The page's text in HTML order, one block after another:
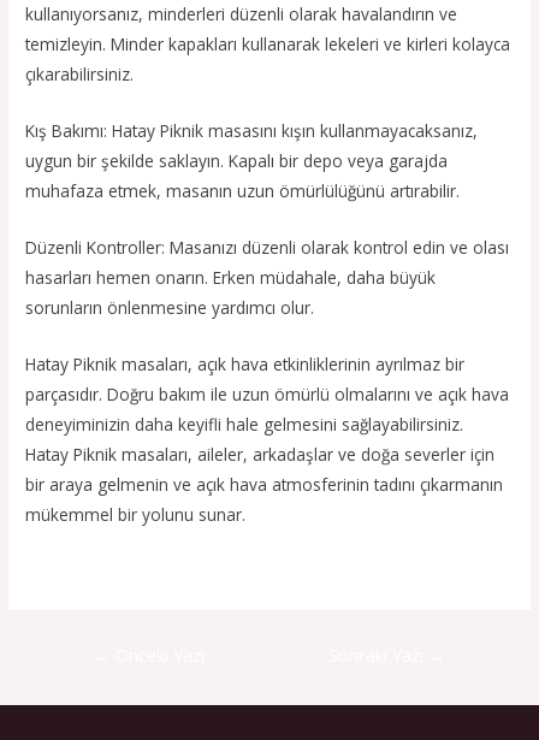
kullanıyorsanız, minderleri düzenli olarak havalandırın ve
temizleyin. Minder kapakları kullanarak lekeleri ve kirleri kolayca
çıkarabilirsiniz.
Kış Bakımı: Hatay Piknik masasını kışın kullanmayacaksanız,
uygun bir şekilde saklayın. Kapalı bir depo veya garajda
muhafaza etmek, masanın uzun ömürlülüğünü artırabilir.
Düzenli Kontroller: Masanızı düzenli olarak kontrol edin ve olası
hasarları hemen onarın. Erken müdahale, daha büyük
sorunların önlenmesine yardımcı olur.
Hatay Piknik masaları, açık hava etkinliklerinin ayrılmaz bir
parçasıdır. Doğru bakım ile uzun ömürlü olmalarını ve açık hava
deneyiminizin daha keyifli hale gelmesini sağlayabilirsiniz.
Hatay Piknik masaları, aileler, arkadaşlar ve doğa severler için
bir araya gelmenin ve açık hava atmosferinin tadını çıkarmanın
mükemmel bir yolunu sunar.